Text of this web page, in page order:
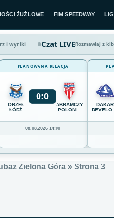
ŻUŻLOWE FIM SPEEDWAY
i wyniki Czat LIVERozmawiaj z
PLANOWANA RELACJA
ORZEŁ
ŁÓDŹ
0:0
ABRAMCZYK
POLONIA
08.08.2026 14:00
DAKAR
Zielona Góra » Strona 3